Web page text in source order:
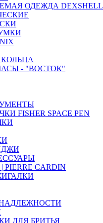
ОДЕЖДА DEXSHELL
КОЛЬЦА
- "ВОСТОК"
FISHER SPACE PEN
CARDIN
ДЛЯ БРИТЬЯ